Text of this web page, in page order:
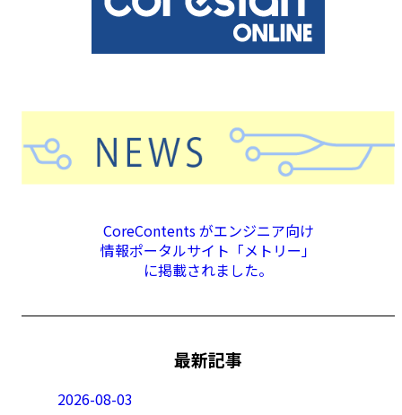
CoreContents がエンジニア向け
情報ポータルサイト「メトリー」
に掲載されました。
最新記事
2026-08-03